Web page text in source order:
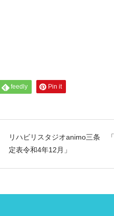
feedly Pin it
リハビリスタジオanimo三条
定表令和4年12月」